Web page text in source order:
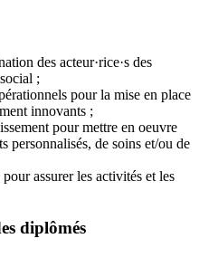
des acteur·rice·s des
;
pour la mise en place
innovants ;
pour mettre en oeuvre
personnalisés, de soins et/ou de
assurer les activités et les
diplômés